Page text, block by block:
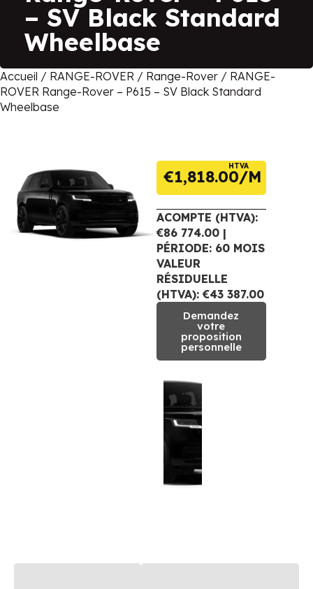
– SV Black Standard
Wheelbase
Accueil / RANGE-ROVER / Range-Rover / RANGE-
ROVER Range-Rover – P615 – SV Black Standard
Wheelbase
€1,818.00
HTVA
ACOMPTE (HTVA):
€86 774.00 |
PÉRIODE: 60 MOIS
VALEUR
RÉSIDUELLE
(HTVA): €43 387.00
Demandez
votre
proposition
personnelle